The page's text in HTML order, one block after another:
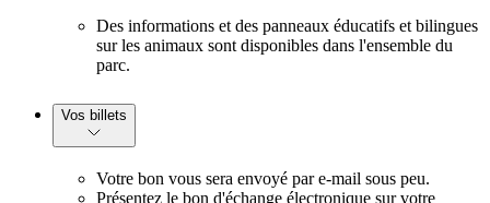
Des informations et des panneaux éducatifs et bilingues
sur les animaux sont disponibles dans l'ensemble du
parc.
Vos billets
Votre bon vous sera envoyé par e-mail sous peu.
Présentez le bon d'échange électronique sur votre